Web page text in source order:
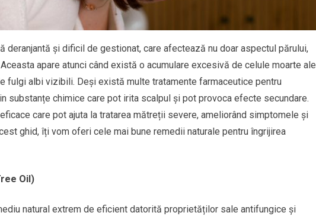
deranjantă și dificil de gestionat, care afectează nu doar aspectul părului,
apare atunci când există o acumulare excesivă de celule moarte ale
fulgi albi vizibili. Deși există multe tratamente farmaceutice pentru
substanțe chimice care pot irita scalpul și pot provoca efecte secundare.
care pot ajuta la tratarea mătreții severe, ameliorând simptomele și
ghid, îți vom oferi cele mai bune remedii naturale pentru îngrijirea
Oil)
natural extrem de eficient datorită proprietăților sale antifungice și